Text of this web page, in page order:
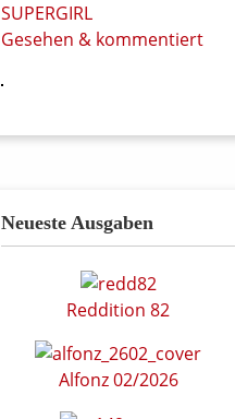
SUPERGIRL
Gesehen & kommentiert
Neueste Ausgaben
Reddition 82
Alfonz 02/2026